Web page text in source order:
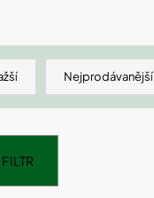
Nejprodávanější
188 Kč